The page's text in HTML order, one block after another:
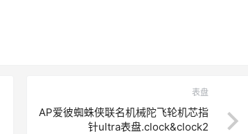
表盘
AP爱彼蜘蛛侠联名机械陀飞轮机芯指
针ultra表盘.clock&clock2